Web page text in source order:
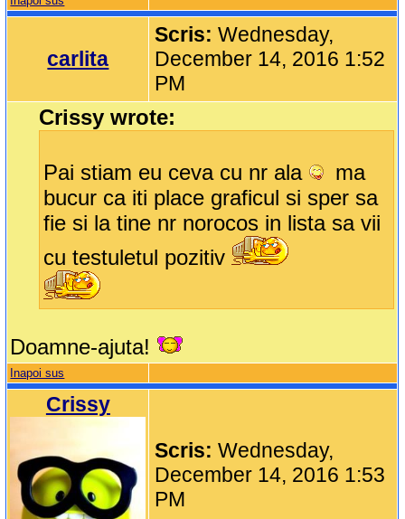
carlita
Scris:Wednesday,
December 14, 2016 1:52
PM
Crissy wrote:
Pai stiam eu ceva cu nr ala
ma
bucur ca iti place graficul si sper sa
fie si la tine nr norocos in lista sa vii
cu testuletul pozitiv
Doamne-ajuta!
Inapoi sus
Crissy
Scris:Wednesday,
December 14, 2016 1:53
PM